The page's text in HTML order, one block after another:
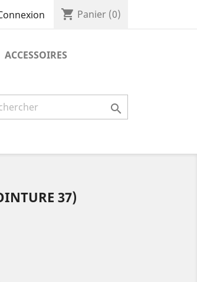
shopping_cart Panier (0)
ACCESSOIRES

37)